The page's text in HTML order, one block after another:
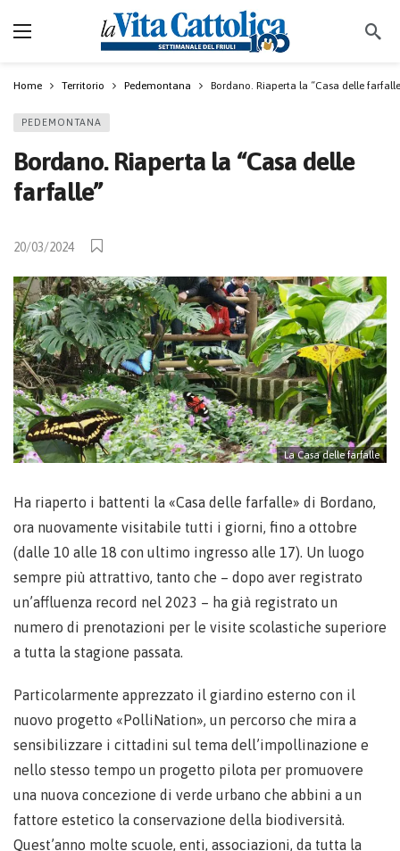
Home Territorio Pedemontana Bordano. Riaperta la “Casa delle
PEDEMONTANA
Bordano. Riaperta la “Casa delle
farfalle”
20/03/2024
La Casa delle farfalle
Ha riaperto i battenti la «Casa delle farfalle» di Bordano,
ora nuovamente visitabile tutti i giorni, fino a ottobre
(dalle 10 alle 18 con ultimo ingresso alle 17). Un luogo
sempre più attrattivo, tanto che – dopo aver registrato
un’affluenza record nel 2023 – ha già registrato un
numero di prenotazioni per le visite scolastiche superiore
a tutta la stagione passata.
Particolarmente apprezzato il giardino esterno con il
nuovo progetto «PolliNation», un percorso che mira a
sensibilizzare i cittadini sul tema dell’impollinazione e
nello stesso tempo un progetto pilota per promuovere
una nuova concezione di verde urbano che abbini a un
fattore estetico la conservazione della biodiversità.
Quest’anno molte scuole, enti, associazioni, da tutta la